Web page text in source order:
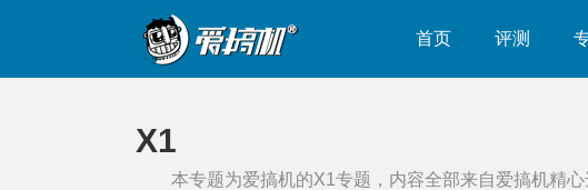
首页 评测
X1
本专题为爱搞机的X1 专题，内容全部来自爱搞机精心